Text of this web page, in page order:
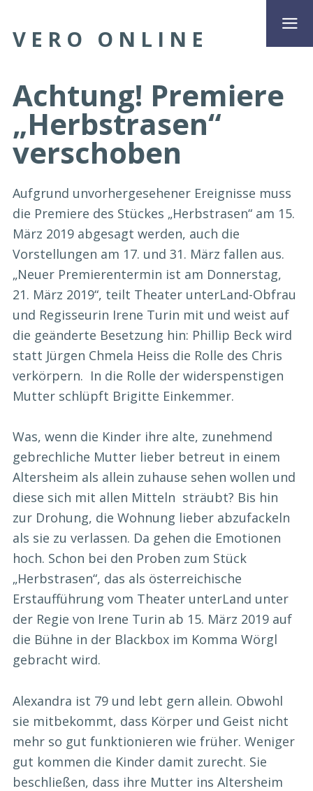
VERO ONLINE
Achtung! Premiere
„Herbstrasen“
verschoben
Aufgrund unvorhergesehener Ereignisse muss
die Premiere des Stückes „Herbstrasen“ am 15.
März 2019 abgesagt werden, auch die
Vorstellungen am 17. und 31. März fallen aus.
„Neuer Premierentermin ist am Donnerstag,
21. März 2019“, teilt Theater unterLand-Obfrau
und Regisseurin Irene Turin mit und weist auf
die geänderte Besetzung hin: Phillip Beck wird
statt Jürgen Chmela Heiss die Rolle des Chris
verkörpern. In die Rolle der widerspenstigen
Mutter schlüpft Brigitte Einkemmer.
Was, wenn die Kinder ihre alte, zunehmend
gebrechliche Mutter lieber betreut in einem
Altersheim als allein zuhause sehen wollen und
diese sich mit allen Mitteln sträubt? Bis hin
zur Drohung, die Wohnung lieber abzufackeln
als sie zu verlassen. Da gehen die Emotionen
hoch. Schon bei den Proben zum Stück
„Herbstrasen“, das als österreichische
Erstaufführung vom Theater unterLand unter
der Regie von Irene Turin ab 15. März 2019 auf
die Bühne in der Blackbox im Komma Wörgl
gebracht wird.
Alexandra ist 79 und lebt gern allein. Obwohl
sie mitbekommt, dass Körper und Geist nicht
mehr so gut funktionieren wie früher. Weniger
gut kommen die Kinder damit zurecht. Sie
beschließen, dass ihre Mutter ins Altersheim